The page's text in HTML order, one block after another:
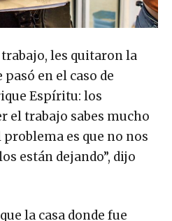
trabajo, les quitaron la
en el caso de
Espíritu: los
el trabajo sabes mucho
es que no nos
están dejando”, dijo
la casa donde fue